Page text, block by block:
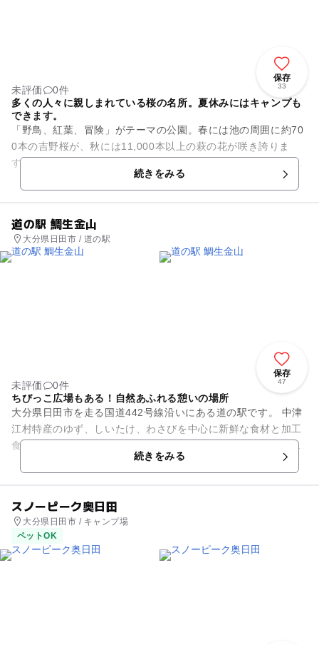
保存
33
未評価
0件
多くの人々に親しまれている桜の名所。夏休みにはキャンプも
できます。
「野鳥、紅葉、冒険」がテーマの公園。春には池の周囲に約70
0本の吉野桜が、秋には11,000本以上の萩の花が咲き誇りま
す。また、レストハウス(1泊大人840円等有料)が完備されてい
続きをみる
道の駅 鯛生金山
大分県日田市 / 道の駅
保存
47
未評価
0件
ちびっこ広場もある！自然あふれる憩いの場所
大分県日田市を走る国道442号線沿いにある道の駅です。 中津
江村特産のゆず、しいたけ、わさびを中心に新鮮な食材と加工
食品が並びます。ゆず胡椒やドレッシング、お茶などの特産品
続きをみる
スノーピーク奥日田
大分県日田市 / キャンプ場
ペットOK